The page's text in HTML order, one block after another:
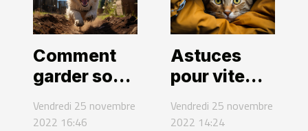
Comment
garder son
bonne santé
Vendredi 25 novembre
2022 16:46
Astuces
pour vite
chat perdu
Vendredi 25 novembre
2022 14:24